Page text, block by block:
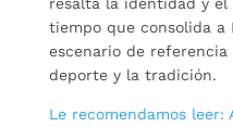
tiempo que consolida a
escenario de
deporte y la tradición.
Le recomendamos leer: